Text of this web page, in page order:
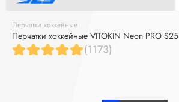
Перчатки хоккейные
Перчатки хоккейные VITOKIN Neon PRO S25
(1173)